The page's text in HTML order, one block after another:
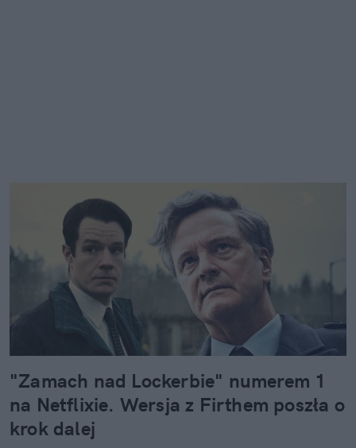
"Zamach nad Lockerbie" numerem 1
na Netflixie. Wersja z Firthem poszła o
krok dalej